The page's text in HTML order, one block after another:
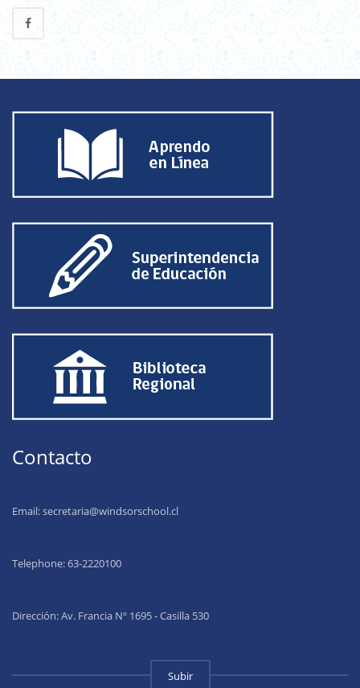
Contacto
Email:secretaria@windsorschool.cl
Telephone: 63-2220100
Dirección: Av. Francia Nº 1695 - Casilla 530
Subir